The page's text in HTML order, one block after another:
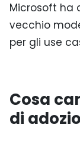
Microsoft ha
vecchio
per gli use
Cosa
di